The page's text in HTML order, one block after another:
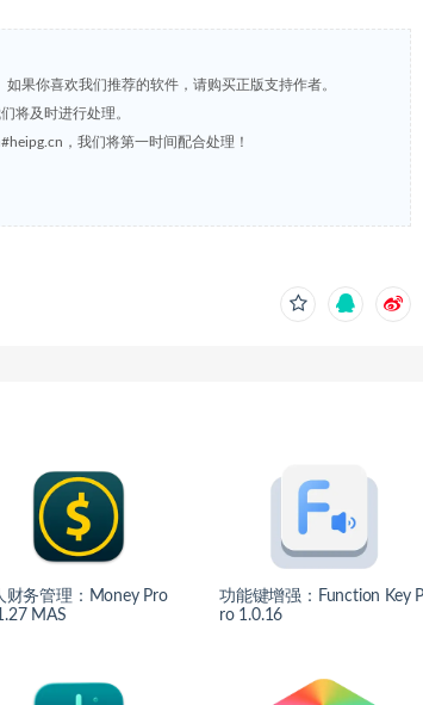
果你喜欢我们推荐的软件，请购买正版支持作者。
将及时进行处理。
，我们将第一时间配合处理！
财务管理：Money Pro
MAS
功能键增强：Function Key
ro 1.0.16